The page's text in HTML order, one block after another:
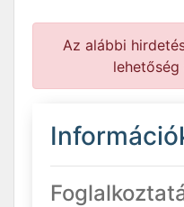
Az alábbi
lehetőség